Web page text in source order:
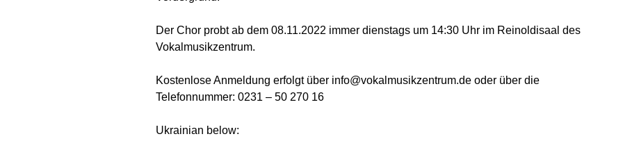
Der Chor probt ab dem 08.11.2022 immer dienstags um 14:30 Uhr im Reinoldisaal des
Vokalmusikzentrum.
Kostenlose Anmeldung erfolgt über info@vokalmusikzentrum.de oder über die
Telefonnummer: 0231 – 50 270 16
Ukrainian below: